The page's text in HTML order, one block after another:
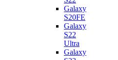
Galaxy
S20FE
Galaxy
S22
Ultra
Galaxy